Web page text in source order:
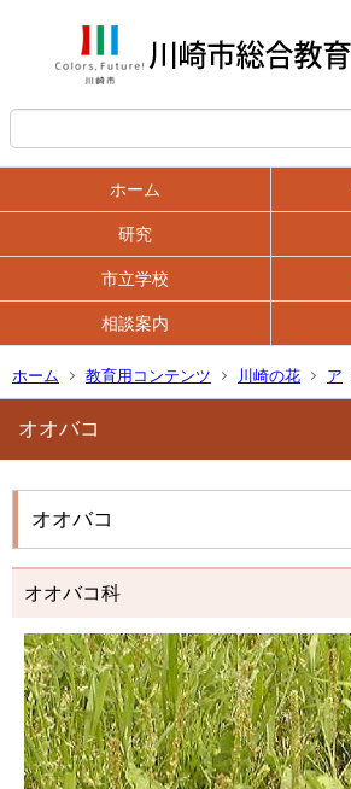
ホーム
研究
市立学校
相談案内
ホーム 教育用コンテンツ 川崎の花 ア
オオバコ
オオバコ
オオバコ科